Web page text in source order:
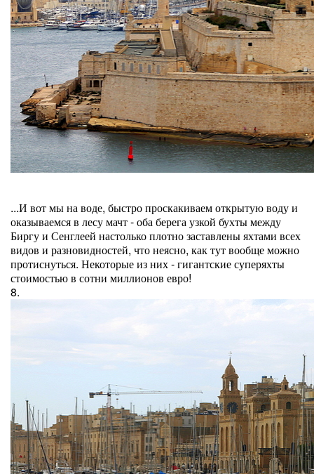
...И вот мы на воде, быстро проскакиваем открытую воду и
оказываемся в лесу мачт - оба берега узкой бухты между
Биргу и Сенглеей настолько плотно заставлены яхтами всех
видов и разновидностей, что неясно, как тут вообще можно
протиснуться. Некоторые из них - гигантские суперяхты
стоимостью в сотни миллионов евро!
8.